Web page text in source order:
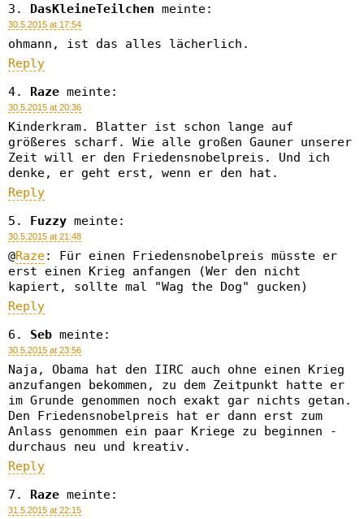
DasKleineTeilchen meinte:
30.5.2015 at 17:54
ohmann, ist das alles lächerlich.
Reply
Raze meinte:
30.5.2015 at 20:36
Kinderkram. Blatter ist schon lange auf
größeres scharf. Wie alle großen Gauner unserer
Zeit will er den Friedensnobelpreis. Und ich
denke, er geht erst, wenn er den hat.
Reply
Fuzzy meinte:
30.5.2015 at 21:48
@Raze: Für einen Friedensnobelpreis müsste er
erst einen Krieg anfangen (Wer den nicht
kapiert, sollte mal "Wag the Dog" gucken)
Reply
Seb meinte:
30.5.2015 at 23:56
Naja, Obama hat den IIRC auch ohne einen Krieg
anzufangen bekommen, zu dem Zeitpunkt hatte er
im Grunde genommen noch exakt gar nichts getan.
Den Friedensnobelpreis hat er dann erst zum
Anlass genommen ein paar Kriege zu beginnen -
durchaus neu und kreativ.
Reply
Raze meinte:
31.5.2015 at 22:15